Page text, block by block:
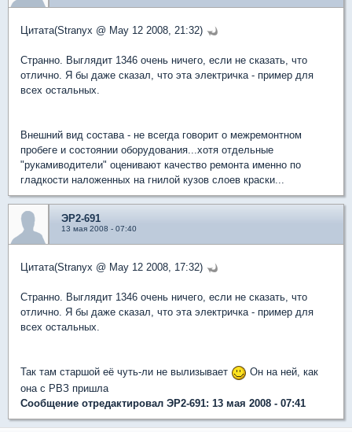
Цитата(Stranyx @ May 12 2008, 21:32)
Странно. Выглядит 1346 очень ничего, если не сказать, что
отлично. Я бы даже сказал, что эта электричка - пример для
всех остальных.
Внешний вид состава - не всегда говорит о межремонтном
пробеге и состоянии оборудования...хотя отдельные
"рукамиводители" оценивают качество ремонта именно по
гладкости наложенных на гнилой кузов слоев краски...
ЭР2-691
13 мая 2008 - 07:40
Цитата(Stranyx @ May 12 2008, 17:32)
Странно. Выглядит 1346 очень ничего, если не сказать, что
отлично. Я бы даже сказал, что эта электричка - пример для
всех остальных.
Так там старшой её чуть-ли не вылизывает
Он на ней, как
она с РВЗ пришла
Сообщение отредактировал ЭР2-691: 13 мая 2008 - 07:41